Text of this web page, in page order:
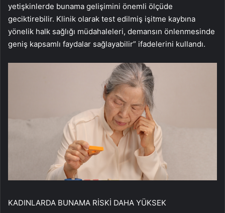
yetişkinlerde bunama gelişimini önemli ölçüde
geciktirebilir. Klinik olarak test edilmiş işitme kaybına
yönelik halk sağlığı müdahaleleri, demansın önlenmesinde
geniş kapsamlı faydalar sağlayabilir” ifadelerini kullandı.
KADINLARDA BUNAMA RİSKİ DAHA YÜKSEK